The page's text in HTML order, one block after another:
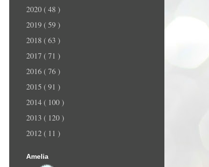
2020 ( 48 )
2019 ( 59 )
2018 ( 63 )
2017 ( 71 )
2016 ( 76 )
2015 ( 91 )
2014 ( 100 )
2013 ( 120 )
2012 ( 11 )
Amelia